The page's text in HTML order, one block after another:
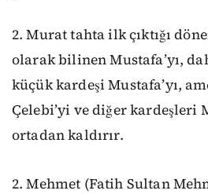
2. Murat tahta ilk çıktığı
olarak bilinen Mustafa’yı,
küçük kardeşi Mustafa’yı,
Çelebi’yi ve diğer kardeşleri
ortadan kaldırır.
2. Mehmet (Fatih Sultan